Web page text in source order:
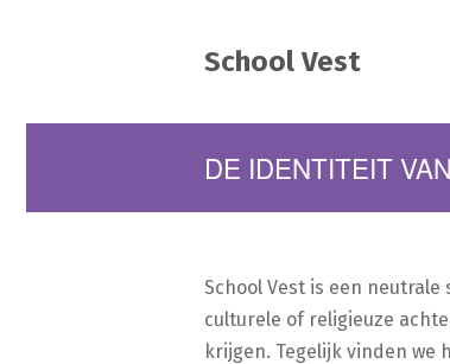
School Vest
DE IDENTITEIT
School Vest is een
culturele of religieuze
krijgen. Tegelijk vinden we